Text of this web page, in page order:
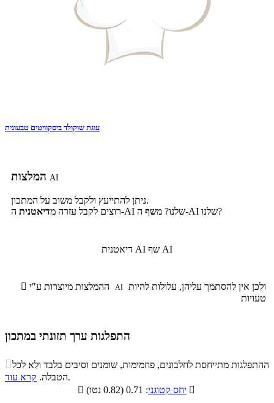
עוגת שוקולד ביסקוויטים טבעונית
AI
ניתן להתייעץ ולקבל משוב על המתכון.
רוצים לקבל עזרה מדיאטנית ה-AI שלנו? משף ה-AI שלנו?
דיאטנית AI שף AI
 AI
טעויות
התפלגות ערך תזונתי במתכון
התפלגות ערך תזונתי במתכון
סיבים
תזונתיים
שומנים חלבונים
9.8% 44.3%
ההתפלגות מתייחסת לחלבונים, פחמימות, שומנים וסיבים בלבד ולא לכל
הטבלה. קרא עוד
.

יחס קטוגני 